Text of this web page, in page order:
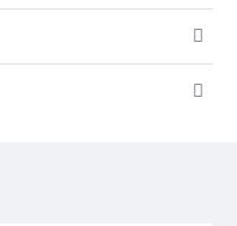
предметов.